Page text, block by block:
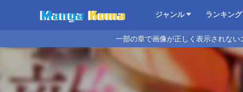
ジャンル ランキング
一部の章で画像が正しく表示されな